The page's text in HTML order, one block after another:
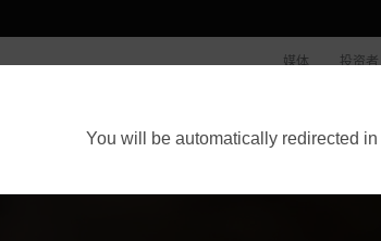
You will be automatically redirected in
媒体 投资者